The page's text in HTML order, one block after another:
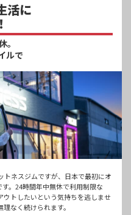
活に
。
ルで
トネスジムですが、日本で最初にオ
。24時間年中無休で利用制限な
トしたいという気持ちを逃しませ
なく続けられます。